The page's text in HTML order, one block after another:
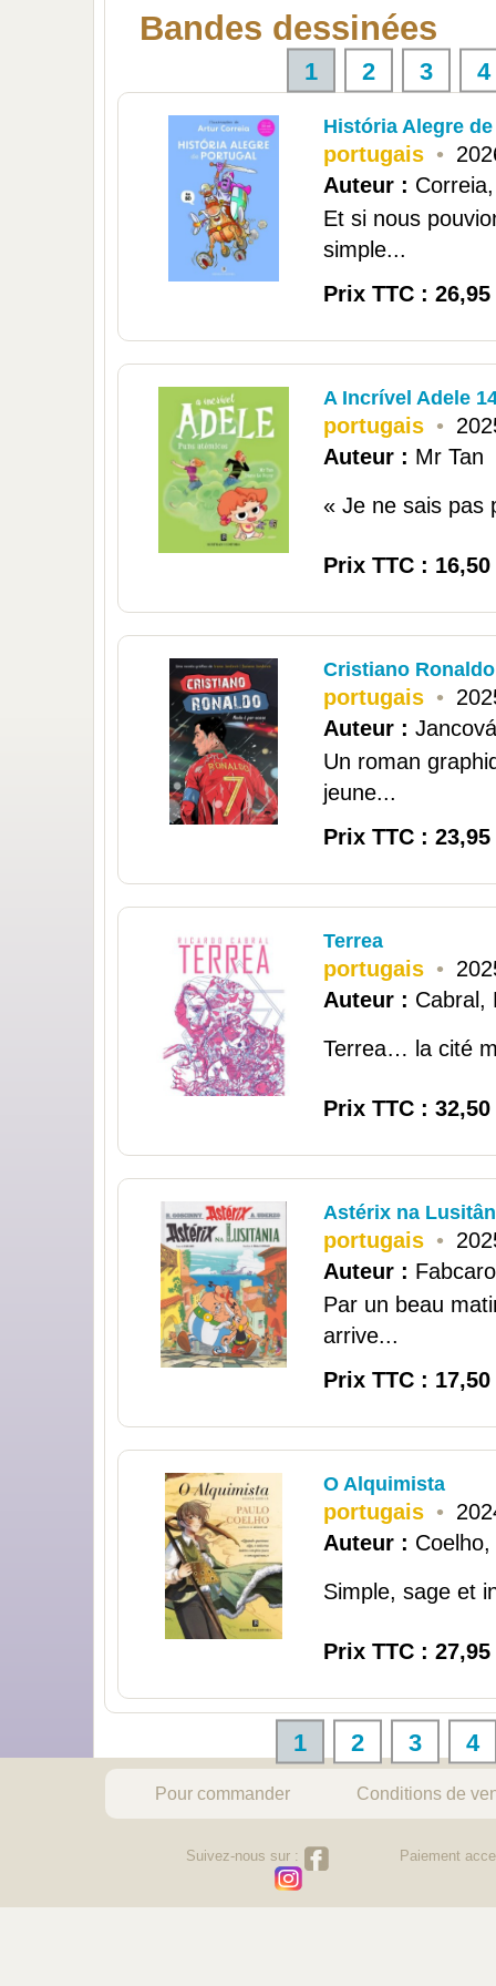
Bandes dessinées
1 2 3 4
História Alegre
portugais •
Auteur :
Et si nous
simple...
Prix TTC : 26,95
A Incrível Adele
portugais •
Auteur : Mr Tan
« Je ne sais pas
Prix TTC : 16,50
Cristiano Ronaldo
portugais •
Auteur :
Un roman
jeune...
Prix TTC : 23,95
Terrea
portugais •
Auteur : Cabral,
Terrea… la cité
Prix TTC : 32,50
Astérix na
portugais •
Auteur : Fabcaro
Par un beau
arrive...
Prix TTC : 17,50
O Alquimista
portugais •
Auteur :
Simple, sage et
Prix TTC : 27,95
1 2 3 4
Pour commander Conditions de
Suivez-nous sur : Paiement